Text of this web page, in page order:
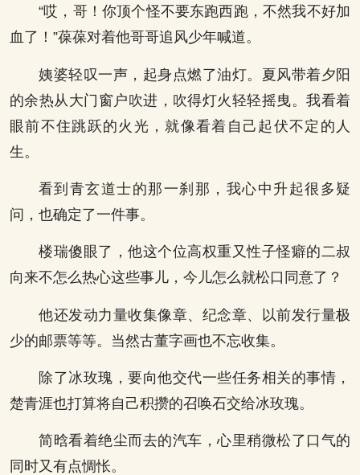
“哎，哥！你顶个怪不要东跑西跑，不然我不好加
血了！”葆葆对着他哥哥追风少年喊道。
姨婆轻叹一声，起身点燃了油灯。夏风带着夕阳
的余热从大门窗户吹进，吹得灯火轻轻摇曳。我看着
眼前不住跳跃的火光，就像看着自己起伏不定的人
生。
看到青玄道士的那一刹那，我心中升起很多疑
问，也确定了一件事。
楼瑞傻眼了，他这个位高权重又性子怪癖的二叔
向来不怎么热心这些事儿，今儿怎么就松口同意了？
他还发动力量收集像章、纪念章、以前发行量极
少的邮票等等。当然古董字画也不忘收集。
除了冰玫瑰，要向他交代一些任务相关的事情，
楚青涯也打算将自己积攒的召唤石交给冰玫瑰。
简晗看着绝尘而去的汽车，心里稍微松了口气的
同时又有点惆怅。